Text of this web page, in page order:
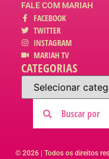
FALE COM MARIAH
FACEBOOK
TWITTER
INSTAGRAM
MARIAH TV
CATEGORIAS
© 2026 | Todos os direitos